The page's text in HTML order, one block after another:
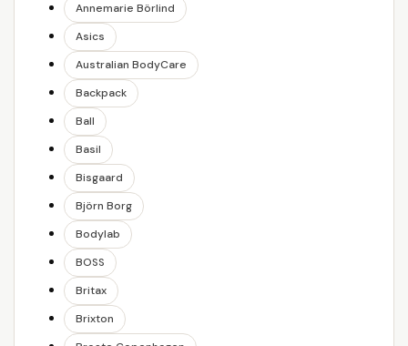
Annemarie Börlind
Asics
Australian BodyCare
Backpack
Ball
Basil
Bisgaard
Björn Borg
Bodylab
BOSS
Britax
Brixton